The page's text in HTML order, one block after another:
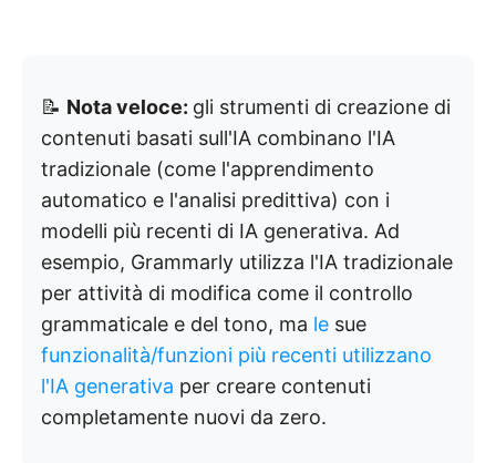
📝 Nota veloce: gli strumenti di creazione di
contenuti basati sull'IA combinano l'IA
tradizionale (come l'apprendimento
automatico e l'analisi predittiva) con i
modelli più recenti di IA generativa. Ad
esempio, Grammarly utilizza l'IA tradizionale
per attività di modifica come il controllo
grammaticale e del tono, ma le sue
funzionalità/funzioni più recenti utilizzano
l'IA generativa per creare contenuti
completamente nuovi da zero.